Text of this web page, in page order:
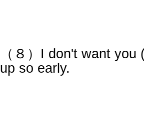
（８）I don't want
up so early.